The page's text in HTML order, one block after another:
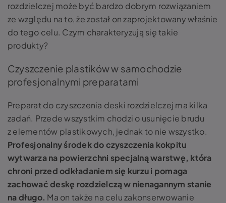
rozdzielczej może być bardzo dobrym rozwiązaniem
ze względu na to, że został on zaprojektowany właśnie
do tego celu. Czym charakteryzują się takie
produkty?
Czyszczenie plastików w samochodzie
profesjonalnymi preparatami
Preparat do czyszczenia deski rozdzielczej ma kilka
zadań. Przede wszystkim chodzi o usunięcie brudu
z elementów plastikowych, jednak to nie wszystko.
Profesjonalny środek do czyszczenia kokpitu
wytwarza na powierzchni specjalną warstwę, która
chroni przed odkładaniem się kurzu i pomaga
zachować deskę rozdzielczą w nienagannym stanie
na długo. Ma on także na celu zakonserwowanie